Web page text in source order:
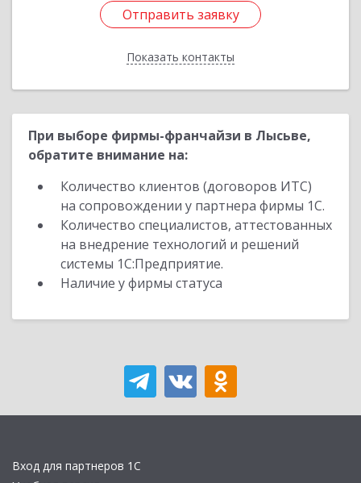
Отправить заявку
Показать контакты
Отправить заявку
Назад
При выборе фирмы-франчайзи в Лысьве,
обратите внимание на:
Количество клиентов (договоров ИТС)
на сопровождении у партнера фирмы 1С.
Количество специалистов, аттестованных
на внедрение технологий и решений
системы 1С:Предприятие.
Наличие у фирмы статуса
Вход для партнеров 1С